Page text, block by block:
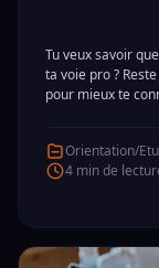
Tu veux savoir
ta voie pro ?
pour mieux te
Orientation/
4 min de